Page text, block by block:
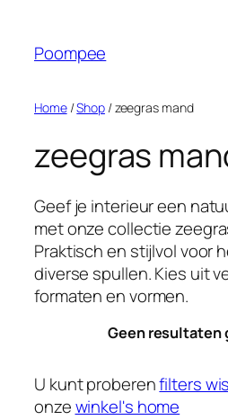
Poompee
Home/Shop/ zeegras mand
zeegras
Geef je interieur een
met onze collectie
Praktisch en stijlvol voor
diverse spullen. Kies uit
formaten en vormen.
Geen resultaten
U kunt proberenfilters
onzewinkel's home